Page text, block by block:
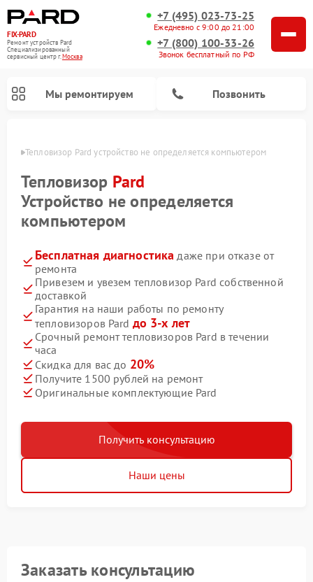
FIX-PARD
Ремонт устройств Pard
Специализированный
cервисный центр г.Москва
+7 (495) 023-73-25
Ежедневно с 9:00 до 21:00
+7 (800) 100-33-26
Звонок бесплатный по РФ
Мы ремонтируем Позвонить
Тепловизор Pard устройство не определяется компьютером
Тепловизор Pard
Устройство не определяется
компьютером
Бесплатная диагностика даже при отказе от
ремонта
Привезем и увезем тепловизор Pard собственной
доставкой
Гарантия на наши работы по ремонту
тепловизоров Pard до 3-х лет
Срочный ремонт тепловизоров Pard в течении
часа
Скидка для вас до 20%
Получите 1500 рублей на ремонт
Оригинальные комплектующие Pard
Получить консультацию
Наши цены
Заказать консультацию